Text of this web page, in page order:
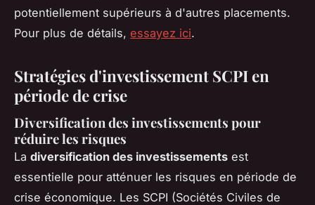
potentiellement supérieurs à d'autres placements.
Pour plus de détails, essayez ici.
Stratégies d'investissement SCPI en
période de crise
Diversification des investissements pour
réduire les risques
La diversification des investissements est
essentielle pour atténuer les risques en période de
crise économique. Les SCPI (Sociétés Civiles de